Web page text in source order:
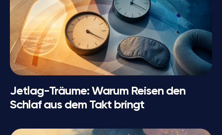
Jetlag-Träume: Warum Reisen den
Schlaf aus dem Takt bringt